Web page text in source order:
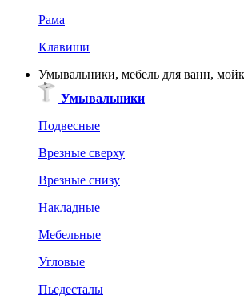
Рама
Клавиши
Умывальники, мебель для ванн,
Умывальники
Подвесные
Врезные сверху
Врезные снизу
Накладные
Мебельные
Угловые
Пьедесталы